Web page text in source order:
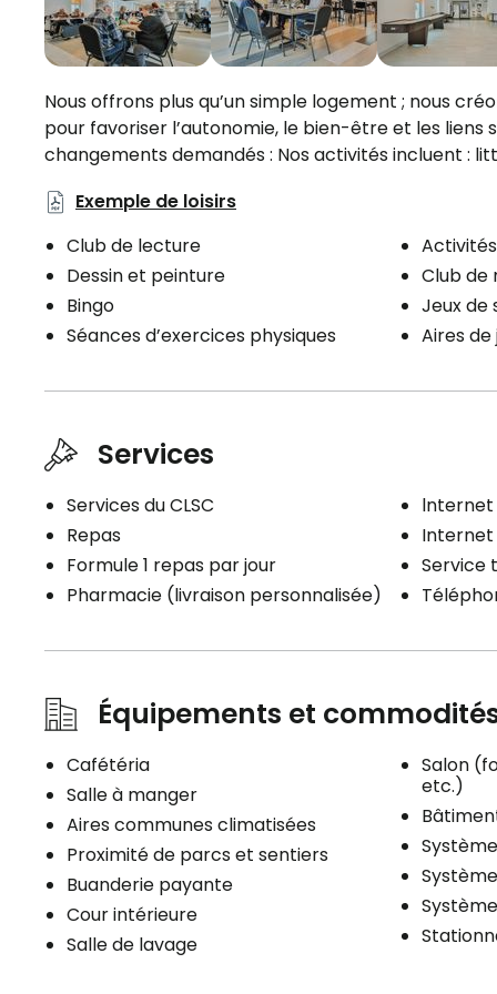
Inclusions
Cuisinière
Réfrigérateur
Planifier une visite
Nous offrons plus qu’un simple logement ; nous
pour favoriser l’autonomie, le bien-être et les
changements demandés : Nos activités incluent :
Exemple de loisirs
Club de lecture
Dessin et peinture
Bingo
Séances d’exercices physiques
Club de
Jeux de
Aires de
Services
Services du CLSC
Repas
Formule 1 repas par jour
Pharmacie (livraison personnalisée)
lnternet
Internet
Service
Équipements et
Cafétéria
Salle à manger
Aires communes climatisées
Proximité de parcs et sentiers
Buanderie payante
Cour intérieure
Salle de lavage
Salon
etc.)